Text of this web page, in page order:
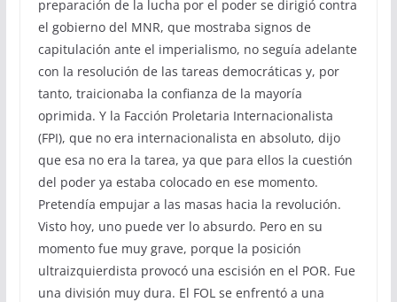
preparación de la lucha por el poder se dirigió contra
el gobierno del MNR, que mostraba signos de
capitulación ante el imperialismo, no seguía adelante
con la resolución de las tareas democráticas y, por
tanto, traicionaba la confianza de la mayoría
oprimida. Y la Facción Proletaria Internacionalista
(FPI), que no era internacionalista en absoluto, dijo
que esa no era la tarea, ya que para ellos la cuestión
del poder ya estaba colocado en ese momento.
Pretendía empujar a las masas hacia la revolución.
Visto hoy, uno puede ver lo absurdo. Pero en su
momento fue muy grave, porque la posición
ultraizquierdista provocó una escisión en el POR. Fue
una división muy dura. El FOL se enfrentó a una